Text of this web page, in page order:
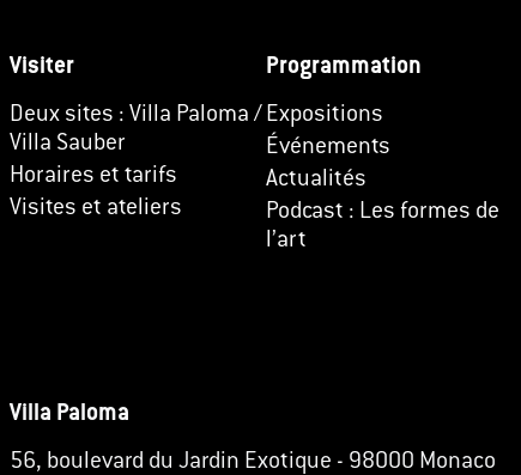
Visiter
Deux sites : Villa Paloma /
Villa Sauber
Horaires et tarifs
Visites et ateliers
Programmation
Expositions
Événements
Actualités
Podcast : Les formes de
l’art
Villa Paloma
56, boulevard du Jardin Exotique - 98000 Monaco